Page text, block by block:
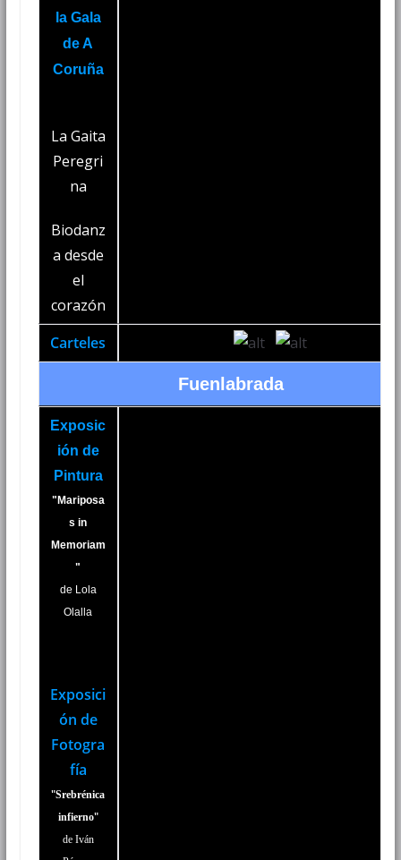
la Gala
de A
Coruña
La Gaita
Peregri
na
Biodanz
a desde
el
corazón
Carteles
Fuenlabrada
Exposic
ión de
Pintura
"Mariposa
s in
Memoriam
"
de Lola
Olalla
Exposici
ón de
Fotogra
fía
"Srebrénica
infierno"
de Iván